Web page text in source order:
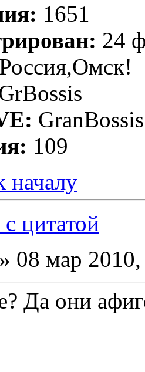
1651
24
Россия,Омск!
GranBossis
109
началу
цитатой
» 08 мар
Да они